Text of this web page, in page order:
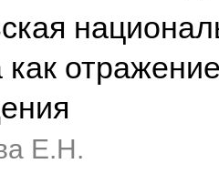
как
Е.Н.